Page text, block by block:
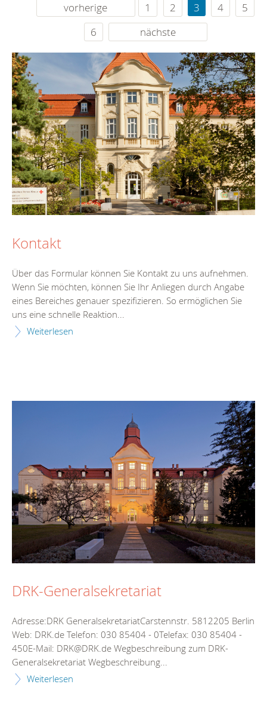
vorherige 1 2 3 4
5
6
nächste
Kontakt
Über das Formular können Sie Kontakt zu uns aufnehmen.
Wenn Sie möchten, können Sie Ihr Anliegen durch Angabe
eines Bereiches genauer spezifizieren. So ermöglichen Sie
uns eine schnelle Reaktion...
Weiterlesen
DRK-Generalsekretariat
Adresse:DRK GeneralsekretariatCarstennstr. 5812205 Berlin
Web: DRK.de Telefon: 030 85404 - 0Telefax: 030 85404 -
450E-Mail: DRK@DRK.de Wegbeschreibung zum DRK-
Generalsekretariat Wegbeschreibung...
Weiterlesen